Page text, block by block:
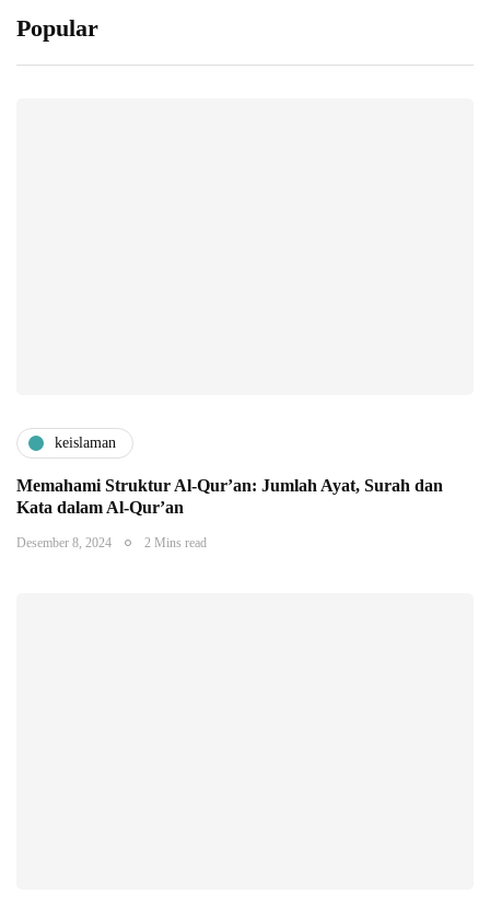
Popular
keislaman
Memahami Struktur Al-Qur’an: Jumlah Ayat, Surah dan
Kata dalam Al-Qur’an
Desember 8, 2024 2 Mins read